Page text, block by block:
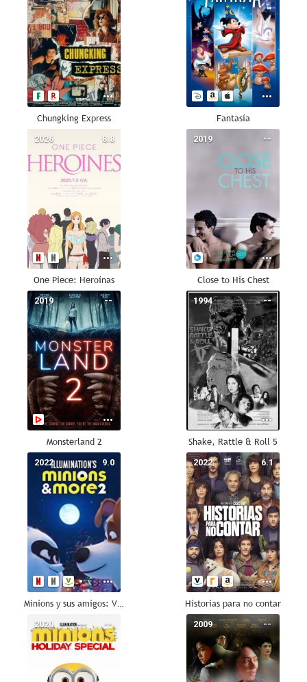
Chungking Express Fantasía
8.8
2026
One Piece: Heroínas
--
2019
Close to His Chest
--
2019
Monsterland 2
--
1994
Shake, Rattle & Roll 5
9.0
2022
Minions y sus amigos: Volumen 2
6.1
2022
Historias para no contar
--
2020 --
2009